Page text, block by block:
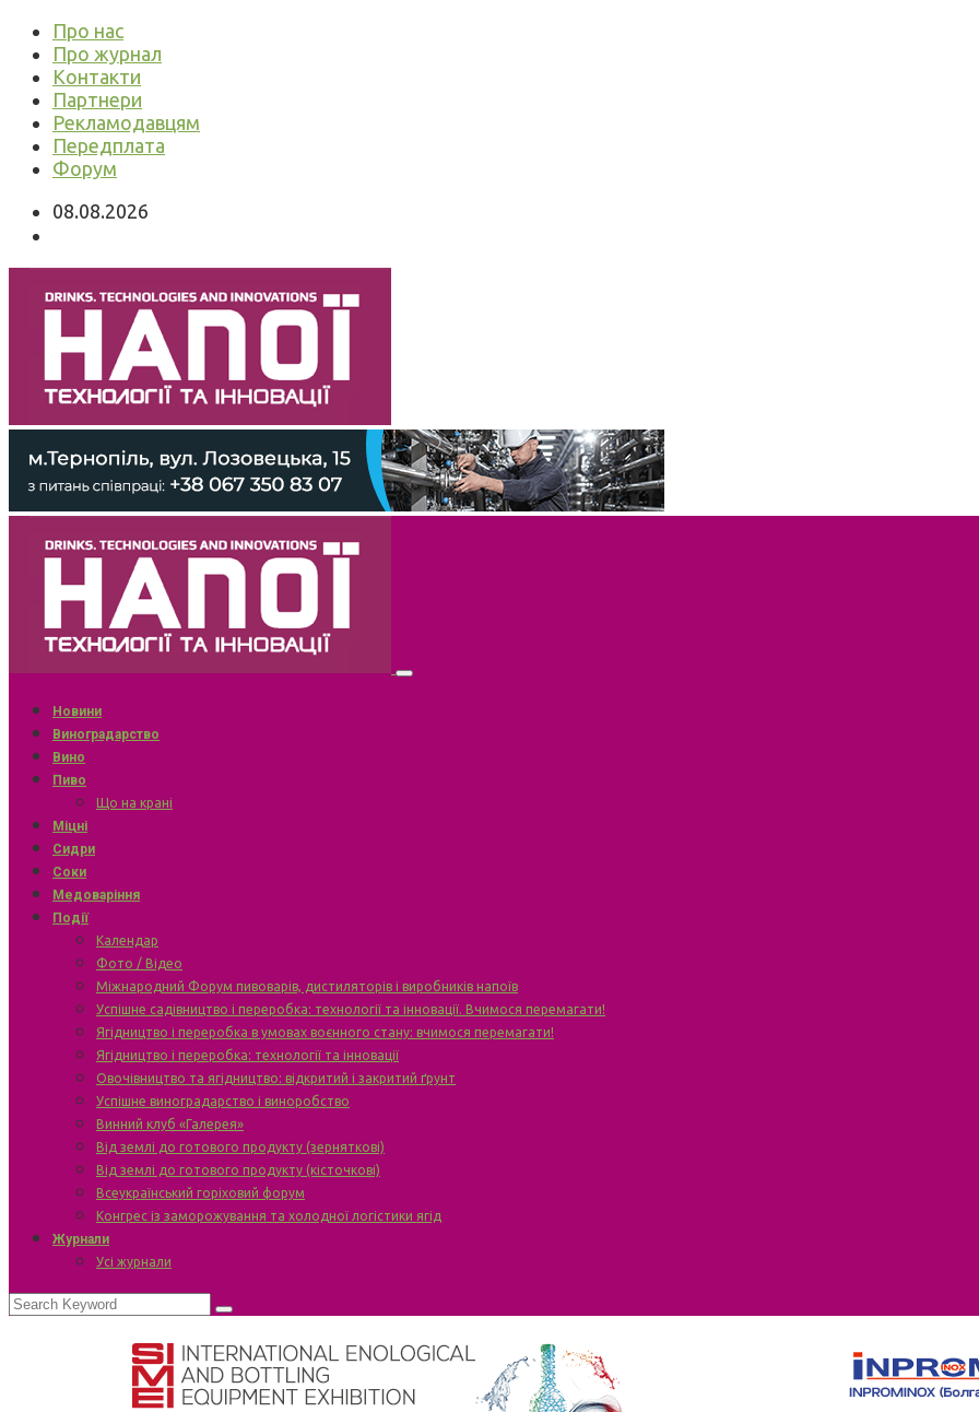
Про нас
Про журнал
Контакти
Партнери
Рекламодавцям
Передплата
Форум
08.08.2026
Новини
Виноградарство
Вино
Пиво
Що на крані
Міцні
Сидри
Соки
Медоваріння
Події
Календар
Фото / Відео
Міжнародний Форум пивоварів, дистиляторів і виробників напоїв
Успішне садівництво і переробка: технології та інновації. Вчимося перемагати!
Ягідництво і переробка в умовах воєнного стану: вчимося перемагати!
Ягідництво і переробка: технології та інновації
Овочівництво та ягідництво: відкритий і закритий ґрунт
Успішне виноградарство і виноробство
Винний клуб «Галерея»
Від землі до готового продукту (зерняткові)
Від землі до готового продукту (кісточкові)
Всеукраїнський горіховий форум
Конгрес із заморожування та холодної логістики ягід
Журнали
Усі журнали